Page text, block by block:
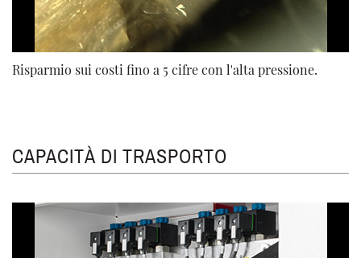
Risparmio sui costi fino a 5 cifre con l'alta pressione.
CAPACITÀ DI TRASPORTO